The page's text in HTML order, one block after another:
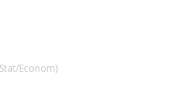
Econom)